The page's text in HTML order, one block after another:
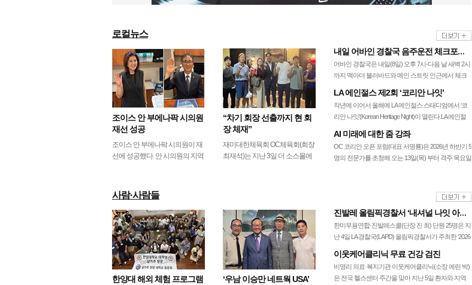
로컬뉴스
more
조이스 안 부에나팍 시의원
재선 성공
조이스 안 부에나팍 시의원이 재
선에 성공했다. 안 시의원의 지역
으로 시의원 선거…
“차기 회장 선출까지 현 회
장 체재”
재미대한체육회 OC체육회(회장
최재석)는 지난 3일 더 소스몰에
내일 어바인 경찰국 음주운전 체크포인트
어바인 경찰국은 내일(8일) 오후 7시-다음 날 새벽 2시
까지 맥아더 블러바드와 메인 스트릿 인근에서 체크
LA 에인절스 제2회 ‘코리안 나잇’
작년에 이어서 올해에 LA 에인절스 스태디엄에서 ‘코
리안 나잇’(Korean Heritage Night)이 열린다.LA 에인절
AI 미래에 대한 줌 강좌
OC 코리안 오픈 포럼(대표 서명룡)은 2026년 하반기 5
명의 전문가를 초청해 오는 13일(목) 부터 격주 목요일
사람·사람들
more
한양대 해외 체험 프로그램
‘우남 이승만 네트웍 USA’
진발레 올림픽경찰서 ‘내셔널 나잇 아웃’ 공연
한미무용연합·진발레스쿨(단장 진 최) 단원 25명은 지
난 4일 LA 경찰국(LAPD) 올림픽경찰서가 주최한 ‘2026
이웃케어클리닉 무료 건강 검진
비영리 의료·복지기관 이웃케어클리닉(소장 에린 박)
은 전국 헬스센터 주간을 맞아 지난 5일 환자와 지역